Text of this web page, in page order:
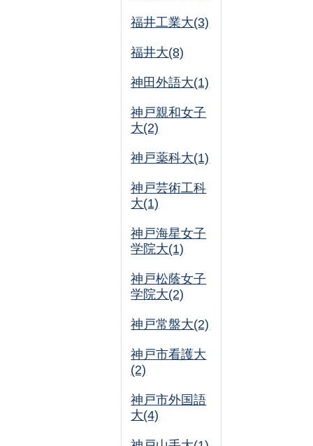
福井工業大(3)
福井大(8)
神田外語大(1)
神戸親和女子
大(2)
神戸薬科大(1)
神戸芸術工科
大(1)
神戸海星女子
学院大(1)
神戸松蔭女子
学院大(2)
神戸常盤大(2)
神戸市看護大
(2)
神戸市外国語
大(4)